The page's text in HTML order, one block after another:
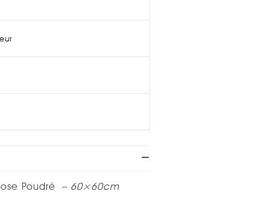
Poudré – 60×60cm